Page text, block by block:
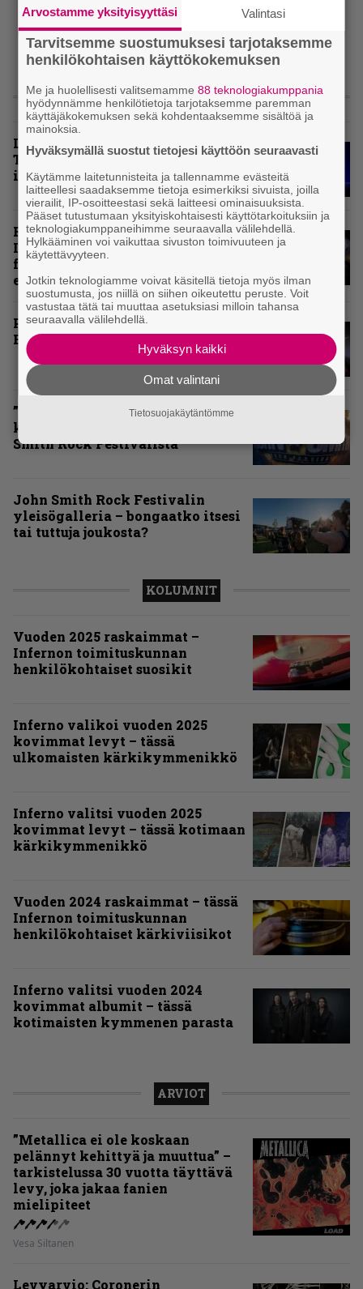
julkaisi uuden maistiaisen tulevalta
soololevyltä
LIVE
Livearvio: Loppuunmyyty
Tavastia saatteli Sepulturan
ikiuneen
Rokki Raikasi Tampereella –
Infernon neljä väkevää nostoa
festarin kakkospäivän
esityksistä
Paluu vanhaan liittoon – Arch
Enemy Tavastialla
”Näillä festareilla kaikki on aina
kohdallaan” – raportti John
Smith Rock Festivalista
John Smith Rock Festivalin
yleisögalleria – bongaatko itsesi
tai tuttuja joukosta?
KOLUMNIT
Vuoden 2025 raskaimmat –
Infernon toimituskunnan
henkilökohtaiset suosikit
Inferno valikoi vuoden 2025
kovimmat levyt – tässä
ulkomaisten kärkikymmenikkö
Inferno valitsi vuoden 2025
kovimmat levyt – tässä kotimaan
kärkikymmenikkö
Vuoden 2024 raskaimmat – tässä
Infernon toimituskunnan
henkilökohtaiset kärkiviisikot
Inferno valitsi vuoden 2024
kovimmat albumit – tässä
kotimaisten kymmenen parasta
ARVIOT
”Metallica ei ole koskaan
pelännyt kehittyä ja muuttua” –
tarkistelussa 30 vuotta täyttävä
levy, joka jakaa fanien
mielipiteet
Vesa Siltanen
Levyarvio: Coronerin
Arvostamme yksityisyyttäsi Valintasi
Tarvitsemme suostumuksesi tarjotaksemme
henkilökohtaisen käyttökokemuksen
Me ja huolellisesti valitsemamme88 teknologiakumppania
hyödynnämme henkilötietoja tarjotaksemme paremman
käyttäjäkokemuksen sekä kohdentaaksemme sisältöä ja
mainoksia.
Hyväksymällä suostut tietojesi käyttöön seuraavasti
Käytämme laitetunnisteita ja tallennamme evästeitä
laitteellesi saadaksemme tietoja esimerkiksi sivuista, joilla
vierailit, IP-osoitteestasi sekä laitteesi ominaisuuksista.
Pääset tutustumaan yksityiskohtaisesti käyttötarkoituksiin ja
teknologiakumppaneihimme seuraavalla välilehdellä.
Hylkääminen voi vaikuttaa sivuston toimivuuteen ja
käytettävyyteen.
Jotkin teknologiamme voivat käsitellä tietoja myös ilman
suostumusta, jos niillä on siihen oikeutettu peruste. Voit
vastustaa tätä tai muuttaa asetuksiasi milloin tahansa
seuraavalla välilehdellä.
Hyväksyn kaikki
Omat valintani
Tietosuojakäytäntömme